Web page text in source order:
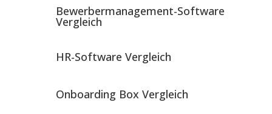
Bewerbermanagement-Software
Vergleich
HR-Software Vergleich
Onboarding Box Vergleich